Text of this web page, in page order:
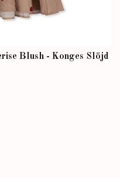
Blush - Konges Slöjd